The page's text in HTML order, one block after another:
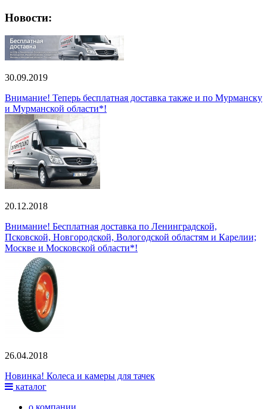
Новости:
30.09.2019
Внимание! Теперь бесплатная доставка также и по Мурманску
и Мурманской области*!
20.12.2018
Внимание! Бесплатная доставка по Ленинградской,
Псковской, Новгородской, Вологодской областям и Карелии;
Москве и Московской области*!
26.04.2018
Новинка! Колеса и камеры для тачек
каталог